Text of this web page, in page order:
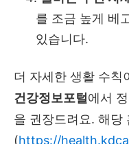
를 조금 높게 베
있습니다.
더 자세한 생활 수칙
건강정보포털 에서
을 권장드려요. 해당
(https://